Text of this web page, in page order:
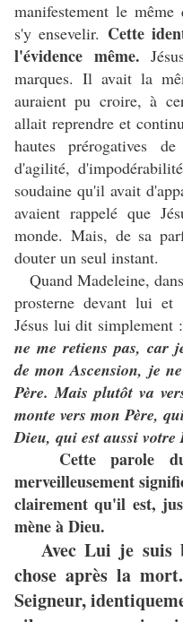
manifestement le
s'y ensevelir. Cette
l'évidence même.
marques. Il avait la
auraient pu croire, à
allait reprendre et
hautes prérogatives
d'agilité,
soudaine qu'il avait
avaient rappelé que
monde. Mais, de sa
douter un seul instant.
Quand Madeleine,
prosterne devant lui et
Jésus lui dit simplement
ne me retiens pas, car
de mon Ascension, je
Père. Mais plutôt va
monte vers mon Père,
Dieu, qui est aussi
Cette parole
merveilleusement
clairement qu'il est,
mène à Dieu.
Avec Lui je
chose après la
Seigneur,